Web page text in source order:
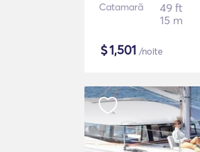
Catamarã
49 ft
15 m
$1,501 /noite